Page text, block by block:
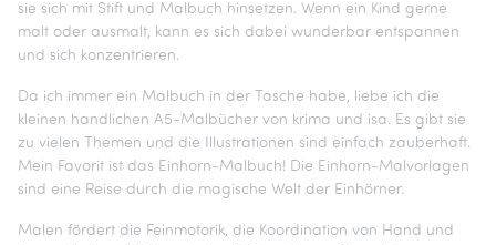
sie sich mit Stift und Malbuch hinsetzen. Wenn ein Kind gerne
malt oder ausmalt, kann es sich dabei wunderbar entspannen
und sich konzentrieren.
Da ich immer ein Malbuch in der Tasche habe, liebe ich die
kleinen handlichen A5-Malbücher von krima und isa. Es gibt sie
zu vielen Themen und die Illustrationen sind einfach zauberhaft.
Mein Favorit ist das Einhorn-Malbuch! Die Einhorn-Malvorlagen
sind eine Reise durch die magische Welt der Einhörner.
Malen fördert die Feinmotorik, die Koordination von Hand und